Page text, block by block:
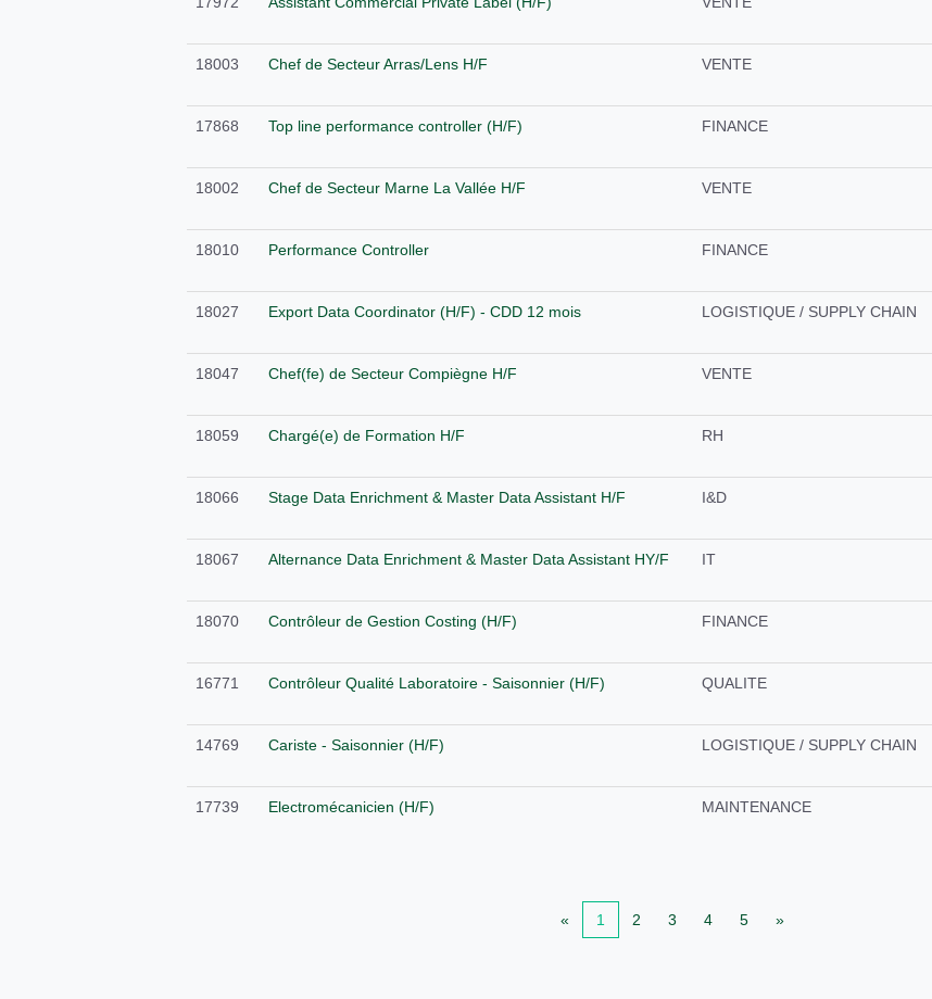
18003 Chef de Secteur Arras/Lens H/F VENTE
17868 Top line performance controller (H/F) FINANCE
18002 Chef de Secteur Marne La Vallée H/F VENTE
18010 Performance Controller FINANCE
18027 Export Data Coordinator (H/F) - CDD 12 mois LOGISTIQUE / SUPPLY CHAIN
18047 Chef(fe) de Secteur Compiègne H/F VENTE
18059 Chargé(e) de Formation H/F RH
18066 Stage Data Enrichment & Master Data Assistant H/F I&D
18067 Alternance Data Enrichment & Master Data Assistant HY/F IT
18070 Contrôleur de Gestion Costing (H/F) FINANCE
16771 Contrôleur Qualité Laboratoire - Saisonnier (H/F) QUALITE
14769 Cariste - Saisonnier (H/F) LOGISTIQUE / SUPPLY CHAIN
17739 Electromécanicien (H/F) MAINTENANCE
« 1 2 3 4 5 »